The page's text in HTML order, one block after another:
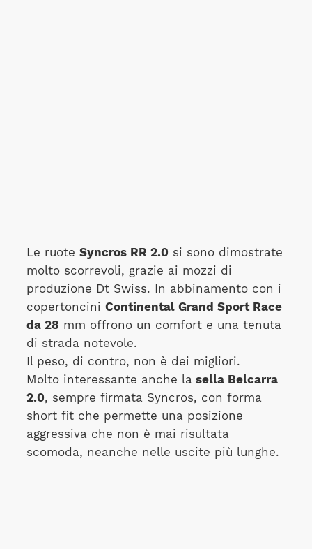
Le ruote Syncros RR 2.0 si sono dimostrate
molto scorrevoli, grazie ai mozzi di
produzione Dt Swiss. In abbinamento con i
copertoncini Continental Grand Sport Race
da 28 mm offrono un comfort e una tenuta
di strada notevole.
Il peso, di contro, non è dei migliori.
Molto interessante anche lasella Belcarra
2.0, sempre firmata Syncros, con forma
short fit che permette una posizione
aggressiva che non è mai risultata
scomoda, neanche nelle uscite più lunghe.